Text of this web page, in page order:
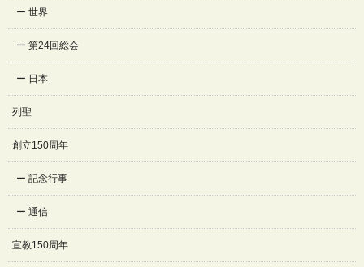
世界
第24回総会
日本
列聖
創立150周年
記念行事
通信
宣教150周年